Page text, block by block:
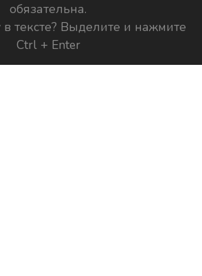
обязательна.
тексте? Выделите и нажмите
Ctrl + Enter